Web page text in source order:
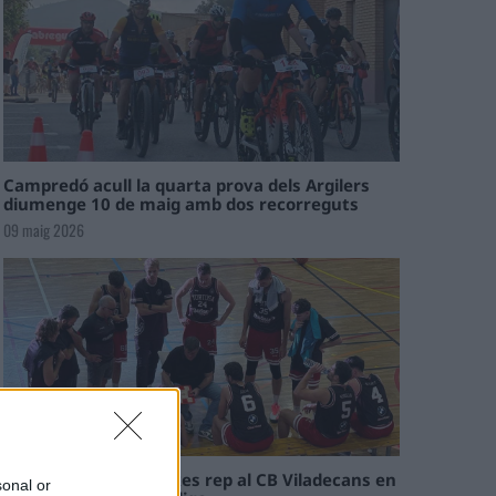
or
Campredó acull la quarta prova dels Argilers
diumenge 10 de maig amb dos recorreguts
09 maig 2026
El Cantaires amb baixes rep al CB Viladecans en